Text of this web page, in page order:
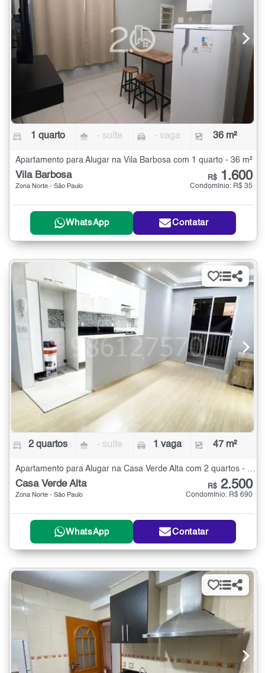
1 quarto - suíte - vaga 36 m²
Apartamento para Alugar na Vila Barbosa com 1 quarto - 36 m²
Vila Barbosa
Zona Norte - São Paulo
R$ 1.600
Condomínio: R$ 35
WhatsApp Contatar
2 quartos - suíte 1 vaga 47 m²
Apartamento para Alugar na Casa Verde Alta com 2 quartos - 47 m²
Casa Verde Alta
Zona Norte - São Paulo
R$ 2.500
Condomínio: R$ 690
WhatsApp Contatar